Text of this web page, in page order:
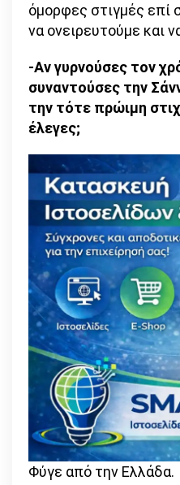
όμορφες στιγμές επί
να ονειρευτούμε και
-Αν γυρνούσες τον
συναντούσες την
την τότε πρώιμη
έλεγες;
Φύγε από την Ελλάδα.